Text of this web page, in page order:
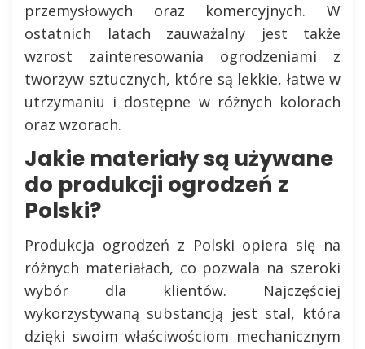
przemysłowych oraz komercyjnych. W
ostatnich latach zauważalny jest także
wzrost zainteresowania ogrodzeniami z
tworzyw sztucznych, które są lekkie, łatwe w
utrzymaniu i dostępne w różnych kolorach
oraz wzorach.
Jakie materiały są używane
do produkcji ogrodzeń z
Polski?
Produkcja ogrodzeń z Polski opiera się na
różnych materiałach, co pozwala na szeroki
wybór dla klientów. Najczęściej
wykorzystywaną substancją jest stal, która
dzięki swoim właściwościom mechanicznym